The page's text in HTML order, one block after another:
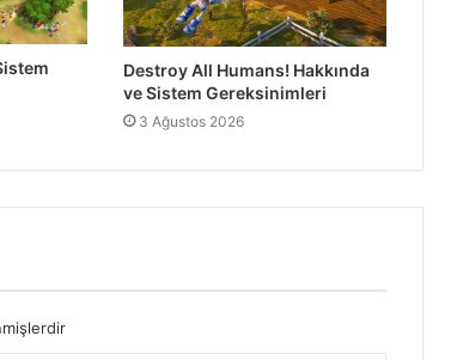
Popup Dungeon Hakkında ve Sistem
Gereksinimleri PC
Soulfire Hakkında ve Sistem
Fall Guys Sistem Gereksinimleri PC
Destroy All Humans! Hakkında
ve Sistem Gereksinimleri
3 Ağustos 2026